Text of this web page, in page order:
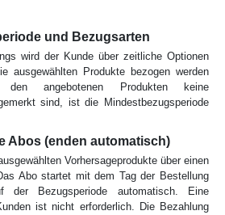
und Bezugsarten
wird der Kunde über zeitliche Optionen
ausgewählten Produkte bezogen werden
angebotenen Produkten keine
sind, ist die Mindestbezugsperiode
Abos (enden automatisch)
Vorhersageprodukte über einen
Abo startet mit dem Tag der Bestellung
der Bezugsperiode automatisch. Eine
ist nicht erforderlich. Die Bezahlung